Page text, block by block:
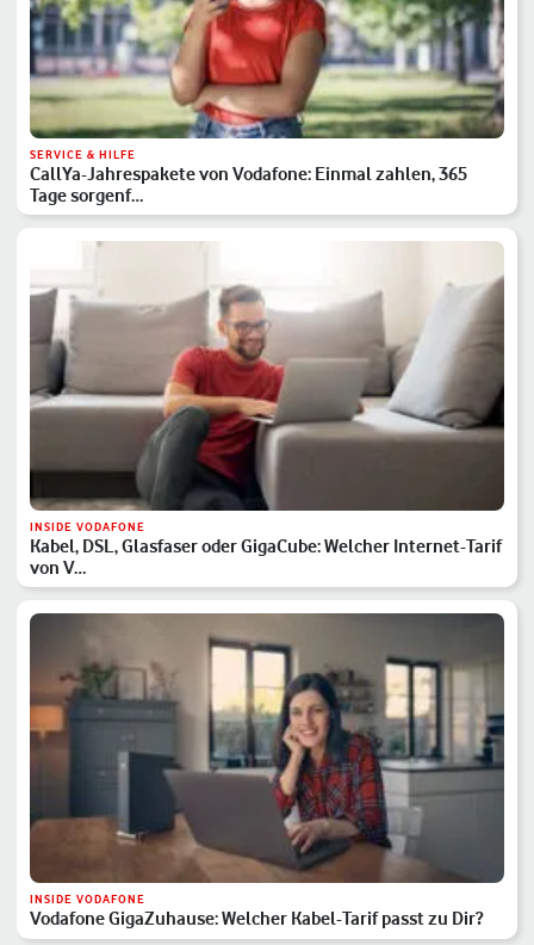
SERVICE & HILFE
CallYa-Jahrespakete von Vodafone: Einmal zahlen, 365
Tage sorgenf…
INSIDE VODAFONE
Kabel, DSL, Glasfaser oder GigaCube: Welcher Internet-Tarif
von V…
INSIDE VODAFONE
Vodafone GigaZuhause: Welcher Kabel-Tarif passt zu Dir?